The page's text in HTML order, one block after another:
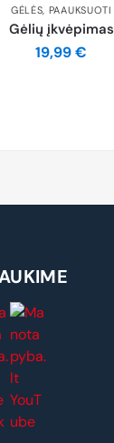
GĖLĖS, PAAUKSUOTI
Gėlių įkvėpimas
19,99€